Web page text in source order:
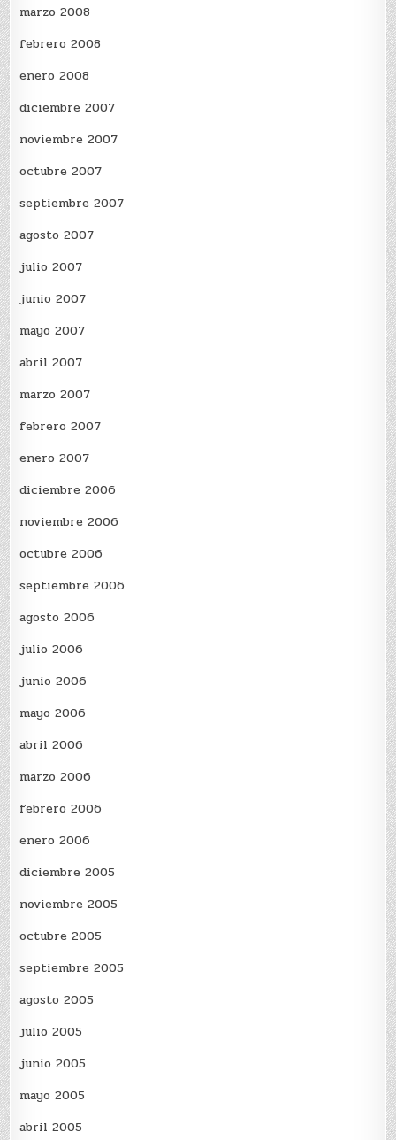
marzo 2008
febrero 2008
enero 2008
diciembre 2007
noviembre 2007
octubre 2007
septiembre 2007
agosto 2007
julio 2007
junio 2007
mayo 2007
abril 2007
marzo 2007
febrero 2007
enero 2007
diciembre 2006
noviembre 2006
octubre 2006
septiembre 2006
agosto 2006
julio 2006
junio 2006
mayo 2006
abril 2006
marzo 2006
febrero 2006
enero 2006
diciembre 2005
noviembre 2005
octubre 2005
septiembre 2005
agosto 2005
julio 2005
junio 2005
mayo 2005
abril 2005